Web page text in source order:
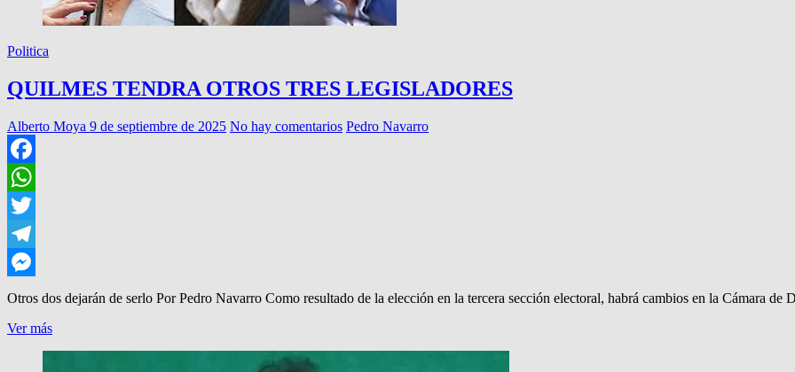
Politica
QUILMES TENDRA OTROS TRES LEGISLADORES
Alberto Moya 9 de septiembre de 2025 No hay comentarios Pedro Navarro
Facebook
WhatsApp
Twitter
Telegram
Messenger
Otros dos dejarán de serlo Por Pedro Navarro Como resultado de la elección en la tercera sección electoral, habrá cambios en la Cámara de
Ver másQUILMES